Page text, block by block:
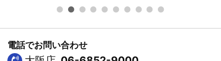
電話でお問い合わせ